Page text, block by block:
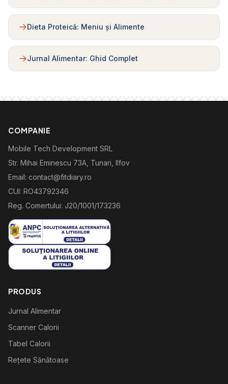
Dieta Proteică: Meniu și Alimente
Jurnal Alimentar: Ghid Complet
COMPANIE
Mobile Tech Development SRL
Str. Mihai Eminescu 73A, Tunari, Ilfov
Email: contact@fitdiary.ro
CUI: RO43792346
Reg. Comertului: J20/1001/173236
PRODUS
Jurnal Alimentar
Scanner Calorii
Tabel Calorii
Rețete Sănătoase